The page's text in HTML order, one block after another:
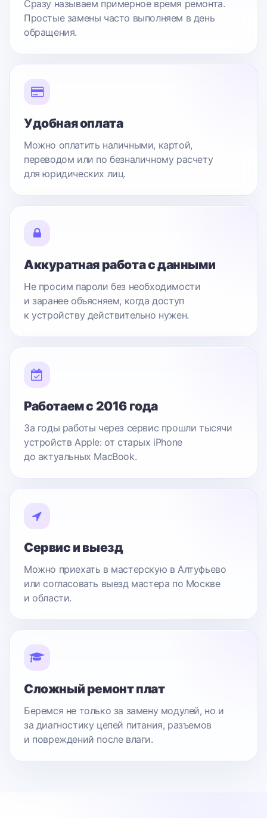
Сразу называем примерное время ремонта.
Простые замены часто выполняем в день
обращения.
Удобная оплата
Можно оплатить наличными, картой,
переводом или по безналичному расчету
для юридических лиц.
Аккуратная работа с данными
Не просим пароли без необходимости
и заранее объясняем, когда доступ
к устройству действительно нужен.
Работаем с 2016 года
За годы работы через сервис прошли тысячи
устройств Apple: от старых iPhone
до актуальных MacBook.
Сервис и выезд
Можно приехать в мастерскую в Алтуфьево
или согласовать выезд мастера по Москве
и области.
Сложный ремонт плат
Беремся не только за замену модулей, но и
за диагностику цепей питания, разъемов
и повреждений после влаги.